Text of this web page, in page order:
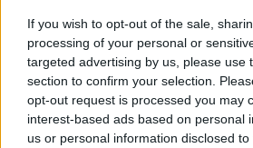
If you wish to opt-out of the sale,
processing of your personal or
targeted advertising by us, please use
section to confirm your selection.
opt-out request is processed you may
interest-based ads based on personal
us or personal information disclosed
το δημιουργικό τους
ακόρεστη περιέργεια τους.
Η κατάρρευση ως
δημιουργίας